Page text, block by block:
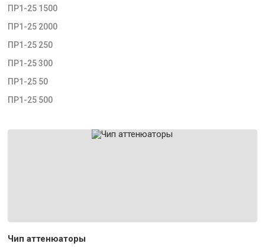
ПР1-25 1500
ПР1-25 2000
ПР1-25 250
ПР1-25 300
ПР1-25 50
ПР1-25 500
Чип аттенюаторы